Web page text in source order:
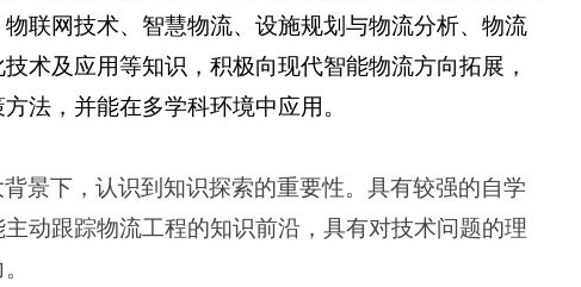
联网技术、智慧物流、设施规划与物流分析、物流
术及应用等知识，积极向现代智能物流方向拓展，
法，并能在多学科环境中应用。
景下，认识到知识探索的重要性。具有较强的自学
动跟踪物流工程的知识前沿，具有对技术问题的理